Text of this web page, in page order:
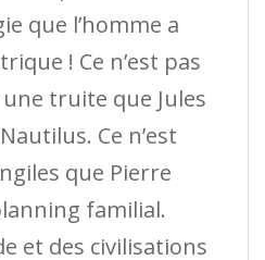
que l’homme a
! Ce n’est pas
truite que Jules
Ce n’est
que Pierre
familial.
et des civilisations